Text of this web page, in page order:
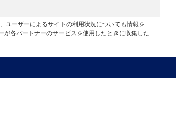
ユーザーによるサイトの利用状況についても情報を
各パートナーのサービスを使用したときに収集した